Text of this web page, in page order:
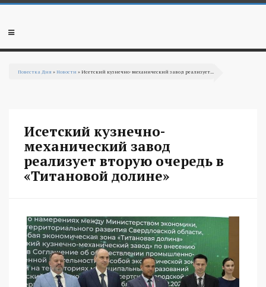
Перейти к основному содержанию
Мобильное
Повестка Дня »Новости » Исетский кузнечно-механический завод реализует...
Исетский кузнечно-
механический завод
реализует вторую очередь в
«Титановой долине»